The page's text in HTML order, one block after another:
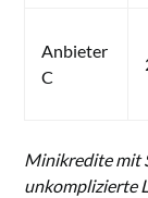
Anbieter
C
Minikredite mit
unkomplizierte